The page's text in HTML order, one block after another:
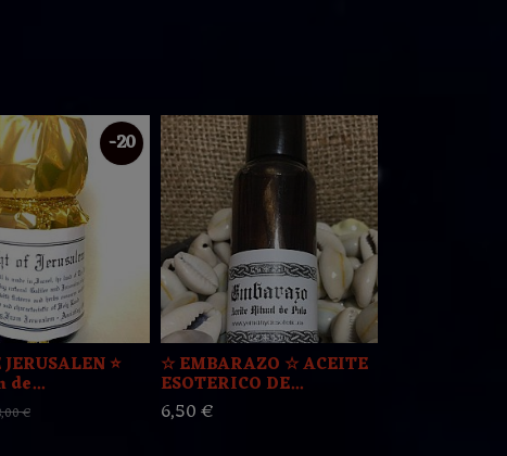
-20
⭐️
de...
€
☆ EMBARAZO ☆ ACEITE
ESOTERICO DE...
6,50 €